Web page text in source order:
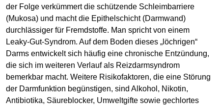
der Folge verkümmert die schützende Schleimbarriere
(Mukosa) und macht die Epithelschicht (Darmwand)
durchlässiger für Fremdstoffe. Man spricht von einem
Leaky-Gut-Syndrom. Auf dem Boden dieses „löchrigen“
Darms entwickelt sich häufig eine chronische Entzündung,
die sich im weiteren Verlauf als Reizdarmsyndrom
bemerkbar macht. Weitere Risikofaktoren, die eine Störung
der Darmfunktion begünstigen, sind Alkohol, Nikotin,
Antibiotika, Säureblocker, Umweltgifte sowie gechlortes